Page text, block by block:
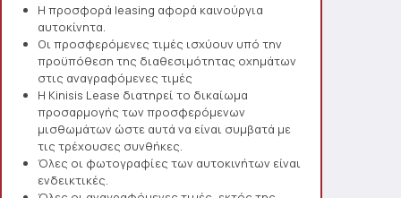
Η προσφορά leasing αφορά καινούργια
αυτοκίνητα.
Οι προσφερόμενες τιμές ισχύουν υπό την
προϋπόθεση της διαθεσιμότητας οχημάτων
στις αναγραφόμενες τιμές
Η Kinisis Lease διατηρεί το δικαίωμα
προσαρμογής των προσφερόμενων
μισθωμάτων ώστε αυτά να είναι συμβατά με
τις τρέχουσες συνθήκες.
Όλες οι φωτογραφίες των αυτοκινήτων είναι
ενδεικτικές.